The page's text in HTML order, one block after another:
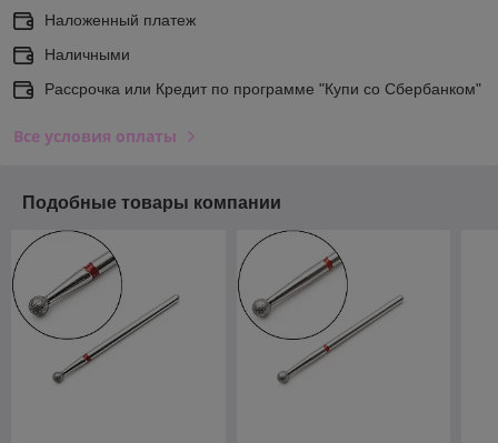
Наложенный платеж
Наличными
Рассрочка или Кредит по программе "Купи со Сбербанком"
Все условия оплаты
Подобные товары компании